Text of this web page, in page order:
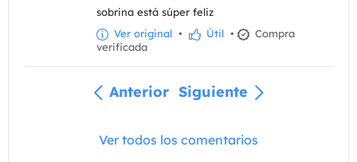
sobrina está súper feliz
Ver original • Útil •
Compra
verificada
Anterior Siguiente
Ver todos los comentarios